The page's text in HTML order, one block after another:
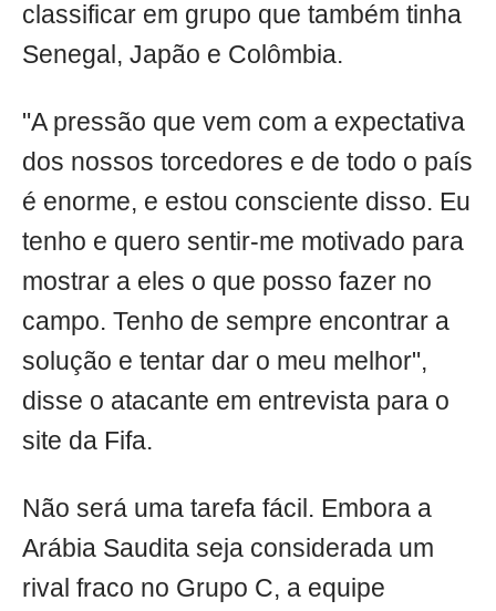
classificar em grupo que também tinha
Senegal, Japão e Colômbia.
"A pressão que vem com a expectativa
dos nossos torcedores e de todo o país
é enorme, e estou consciente disso. Eu
tenho e quero sentir-me motivado para
mostrar a eles o que posso fazer no
campo. Tenho de sempre encontrar a
solução e tentar dar o meu melhor",
disse o atacante em entrevista para o
site da Fifa.
Não será uma tarefa fácil. Embora a
Arábia Saudita seja considerada um
rival fraco no Grupo C, a equipe